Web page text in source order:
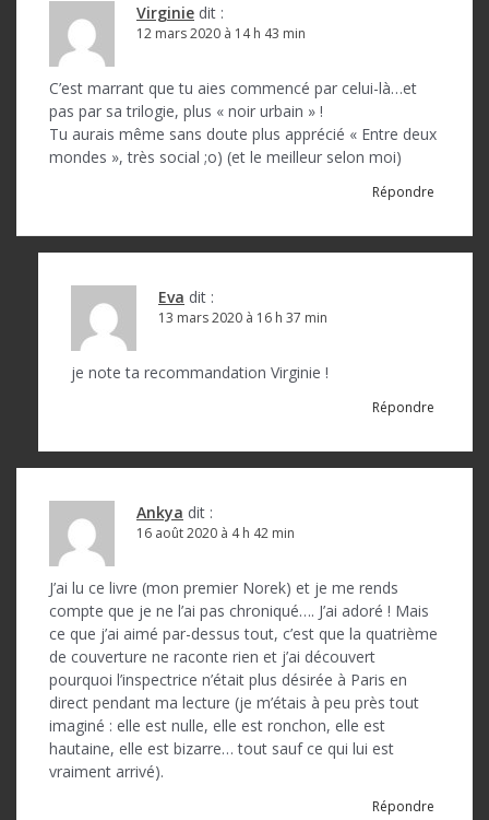
Virginie dit :
12 mars 2020 à 14 h 43 min
C’est marrant que tu aies commencé par celui-là…et
pas par sa trilogie, plus « noir urbain » !
Tu aurais même sans doute plus apprécié « Entre deux
mondes », très social ;o) (et le meilleur selon moi)
Répondre
Eva dit :
13 mars 2020 à 16 h 37 min
je note ta recommandation Virginie !
Répondre
Ankya dit :
16 août 2020 à 4 h 42 min
J’ai lu ce livre (mon premier Norek) et je me rends
compte que je ne l’ai pas chroniqué…. J’ai adoré ! Mais
ce que j’ai aimé par-dessus tout, c’est que la quatrième
de couverture ne raconte rien et j’ai découvert
pourquoi l’inspectrice n’était plus désirée à Paris en
direct pendant ma lecture (je m’étais à peu près tout
imaginé : elle est nulle, elle est ronchon, elle est
hautaine, elle est bizarre… tout sauf ce qui lui est
vraiment arrivé).
Répondre